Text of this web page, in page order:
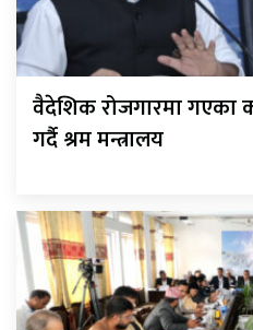
वैदेशिक रोजगारमा गएका
गर्दै श्रम मन्त्रालय